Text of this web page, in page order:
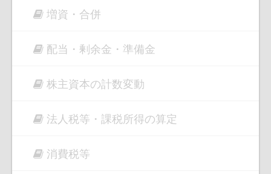
増資・合併
配当・剰余金・準備金
株主資本の計数変動
法人税等・課税所得の算定
消費税等